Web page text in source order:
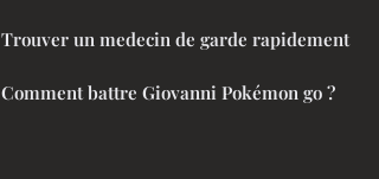
Trouver un medecin de garde rapidement
Comment battre Giovanni Pokémon go ?